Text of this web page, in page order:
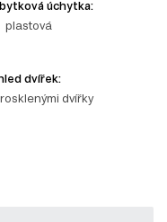
úchytka:
plastová
dvířek:
dvířky